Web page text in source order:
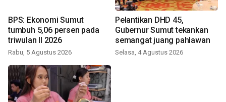
BPS: Ekonomi Sumut
tumbuh 5,06 persen pada
triwulan II 2026
Rabu, 5 Agustus 2026
Pelantikan DHD 45,
Gubernur Sumut tekankan
semangat juang pahlawan
Selasa, 4 Agustus 2026